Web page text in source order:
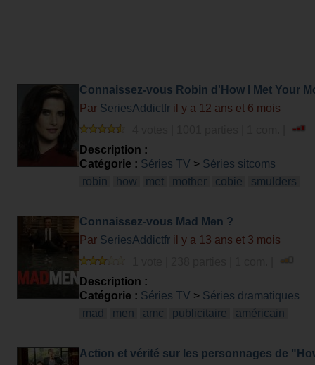
Connaissez-vous Robin d'How I Met Your
Par SeriesAddictfr il y a 12 ans et 6 mois
Description :
Catégorie : Séries TV > Séries sitcoms
robin
how met mother cobie smulders
Connaissez-vous Mad Men ?
Par SeriesAddictfr il y a 13 ans et 3 mois
Description :
Catégorie : Séries TV > Séries dramatiques
mad
men amc publicitaire américain
Action et vérité sur les personnages de